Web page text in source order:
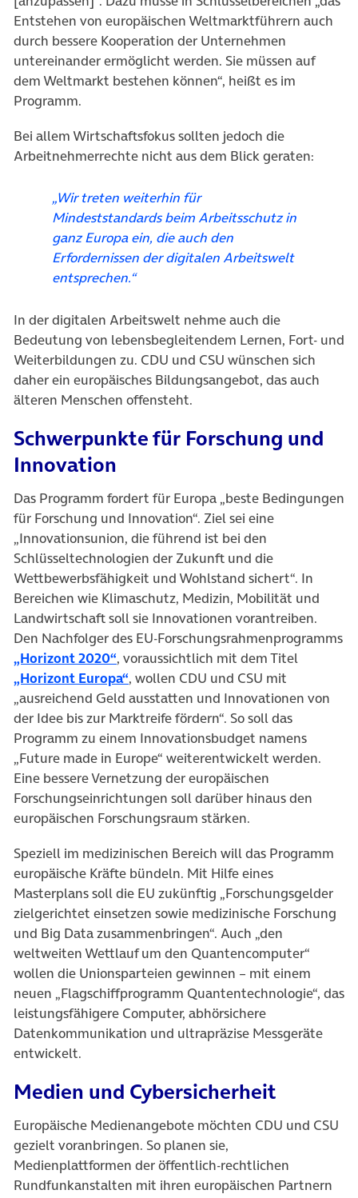
Entstehen von europäischen Weltmarktführern auch
durch bessere Kooperation der Unternehmen
untereinander ermöglicht werden. Sie müssen auf
dem Weltmarkt bestehen können“, heißt es im
Programm.
Bei allem Wirtschaftsfokus sollten jedoch die
Arbeitnehmerrechte nicht aus dem Blick geraten:
„Wir treten weiterhin für
Mindeststandards beim Arbeitsschutz in
ganz Europa ein, die auch den
Erfordernissen der digitalen Arbeitswelt
entsprechen.“
In der digitalen Arbeitswelt nehme auch die
Bedeutung von lebensbegleitendem Lernen, Fort- und
Weiterbildungen zu. CDU und CSU wünschen sich
daher ein europäisches Bildungsangebot, das auch
älteren Menschen offensteht.
Schwerpunkte für Forschung und
Innovation
Das Programm fordert für Europa „beste Bedingungen
für Forschung und Innovation“. Ziel sei eine
„Innovationsunion, die führend ist bei den
Schlüsseltechnologien der Zukunft und die
Wettbewerbsfähigkeit und Wohlstand sichert“. In
Bereichen wie Klimaschutz, Medizin, Mobilität und
Landwirtschaft soll sie Innovationen vorantreiben.
Den Nachfolger des EU-Forschungsrahmenprogramms
„Horizont 2020“(öffnet in neuem Tab)
, voraussichtlich mit dem Titel
„Horizont Europa“(öffnet in neuem Tab)
, wollen CDU und CSU mit
„ausreichend Geld ausstatten und Innovationen von
der Idee bis zur Marktreife fördern“. So soll das
Programm zu einem Innovationsbudget namens
„Future made in Europe“ weiterentwickelt werden.
Eine bessere Vernetzung der europäischen
Forschungseinrichtungen soll darüber hinaus den
europäischen Forschungsraum stärken.
Speziell im medizinischen Bereich will das Programm
europäische Kräfte bündeln. Mit Hilfe eines
Masterplans soll die EU zukünftig „Forschungsgelder
zielgerichtet einsetzen sowie medizinische Forschung
und Big Data zusammenbringen“. Auch „den
weltweiten Wettlauf um den Quantencomputer“
wollen die Unionsparteien gewinnen – mit einem
neuen „Flagschiffprogramm Quantentechnologie“, das
leistungsfähigere Computer, abhörsichere
Datenkommunikation und ultrapräzise Messgeräte
entwickelt.
Medien und Cybersicherheit
Europäische Medienangebote möchten CDU und CSU
gezielt voranbringen. So planen sie,
Medienplattformen der öffentlich-rechtlichen
Rundfunkanstalten mit ihren europäischen Partnern